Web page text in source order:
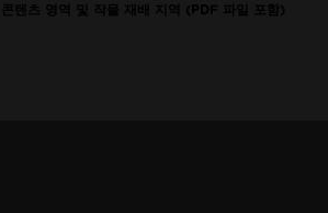
콘텐츠 영역 및 작물 재배 지역 (PDF 파일 포함)